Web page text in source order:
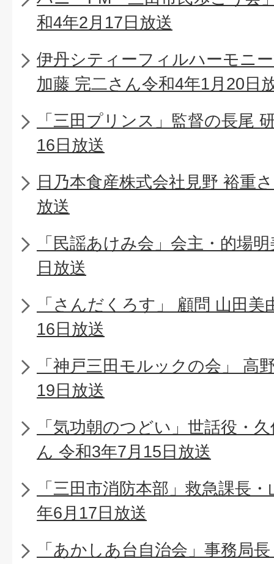
和4年2月17日放送
伊丹シティーフィルハーモニ
加藤 完二さん令和4年1月20日
「三田プリンス」監督の長尾
16日放送
日乃本食産株式会社見野 裕重
放送
「民謡あけみ会」会主・的場
日放送
「さんだくろす」 顧問 山田
16日放送
「神戸三田モルックの会」 高
19日放送
「気功朝のつどい」世話役・
ん 令和3年7月15日放送
「三田市消防本部」救急課長
年6月17日放送
「あかしあ台自治会」事務局